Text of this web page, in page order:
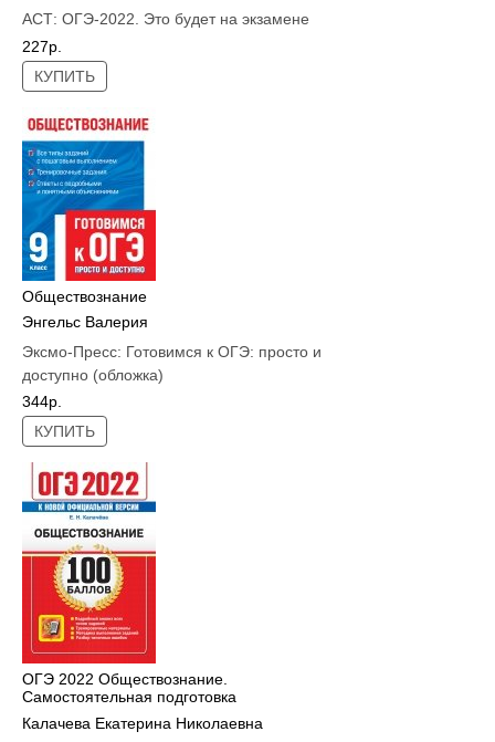
АСТ: ОГЭ-2022. Это будет на экзамене
227р.
КУПИТЬ
Обществознание
Энгельс Валерия
Эксмо-Пресс: Готовимся к ОГЭ: просто и
доступно (обложка)
344р.
КУПИТЬ
ОГЭ 2022 Обществознание.
Самостоятельная подготовка
Калачева Екатерина Николаевна